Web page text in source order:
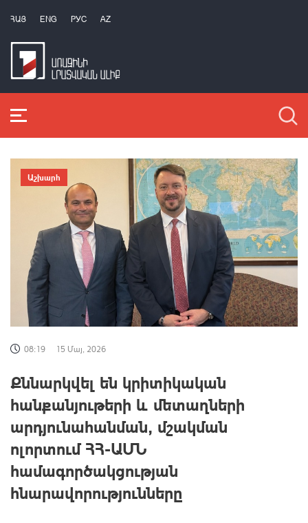
ՀԱՅ ENG РУС AZ
Աշխարհ
08:19 15 Մայ, 2026
Քննարկվել են կրիտիկական
հանքանյութերի և մետաղների
արդյունահանման, մշակման
ոլորտում ՀՀ-ԱՄՆ
համագործակցության
հնարավորությունները